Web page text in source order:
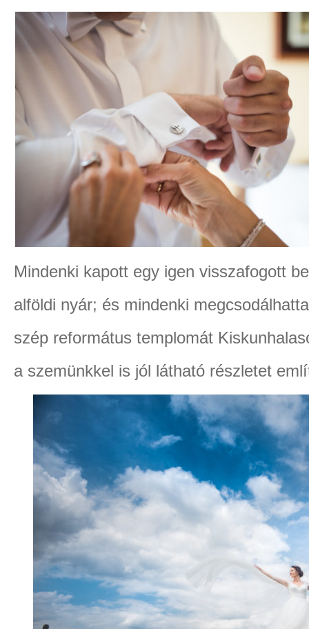
Mindenki kapott egy igen visszafogott
alföldi nyár; és mindenki
szép református templomát
a szemünkkel is jól látható részletet